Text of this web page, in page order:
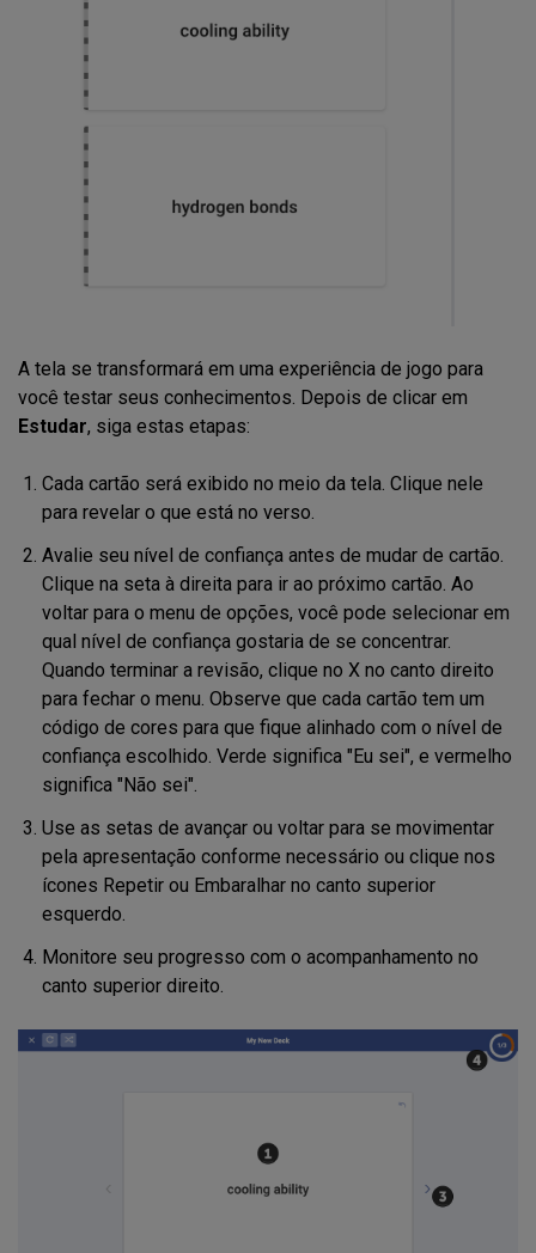
A tela se transformará em uma experiência de jogo para
você testar seus conhecimentos. Depois de clicar em
Estudar, siga estas etapas:
Cada cartão será exibido no meio da tela. Clique nele
para revelar o que está no verso.
Avalie seu nível de confiança antes de mudar de cartão.
Clique na seta à direita para ir ao próximo cartão. Ao
voltar para o menu de opções, você pode selecionar em
qual nível de confiança gostaria de se concentrar.
Quando terminar a revisão, clique no X no canto direito
para fechar o menu. Observe que cada cartão tem um
código de cores para que fique alinhado com o nível de
confiança escolhido. Verde significa "Eu sei", e vermelho
significa "Não sei".
Use as setas de avançar ou voltar para se movimentar
pela apresentação conforme necessário ou clique nos
ícones Repetir ou Embaralhar no canto superior
esquerdo.
Monitore seu progresso com o acompanhamento no
canto superior direito.